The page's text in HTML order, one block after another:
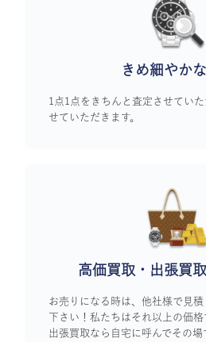
きめ細やか
1点1点をきちんと査定させてい
せていただきます。
高価買取・出張買
お売りになる時は、他社様で見積
下さい！私たちはそれ以上の価格
出張買取なら自宅に呼んでその場